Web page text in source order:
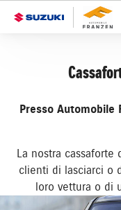
Presso Automobile
La nostra
clienti di lasciarci o
loro vettura o di